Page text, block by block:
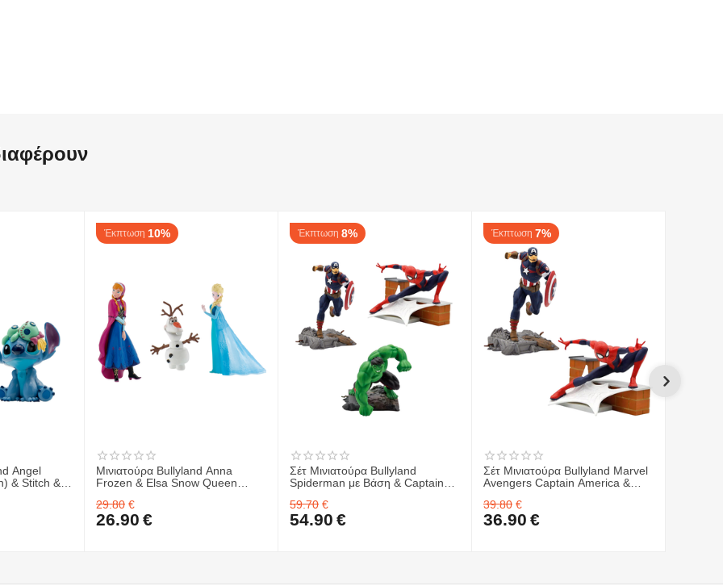
PlaySets της σειράς Battle.
επιλογές παιχνιδιού και έκθεσης
και διαδραστικότητα
Angel
& Stitch &
Έκπτωση 10%
Μινιατούρα Bullyland Anna
Frozen & Elsa Snow Queen
29.80 €
26.90 €
Έκπτωση 8%
Σέτ Μινιατούρα Bullyland
Spiderman με Βάση & Captain
Avengers)
59.70 €
54.90 €
Έκπτωση 7%
Σέτ Μινιατούρα Bullyland Marvel
Avengers Captain America &
39.80 €
36.90 €